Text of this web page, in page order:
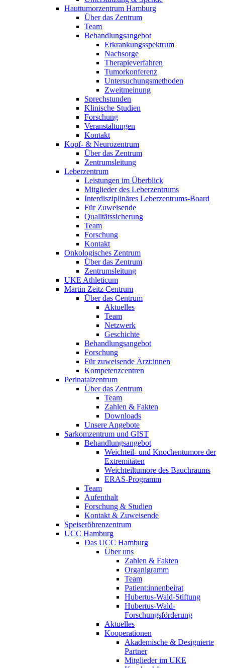
Hauttumorzentrum Hamburg
Über das Zentrum
Team
Behandlungsangebot
Erkrankungsspektrum
Nachsorge
Therapieverfahren
Tumorkonferenz
Untersuchungsmethoden
Zweitmeinung
Sprechstunden
Klinische Studien
Forschung
Veranstaltungen
Kontakt
Kopf- & Neurozentrum
Über das Zentrum
Zentrumsleitung
Leberzentrum
Leistungen im Überblick
Mitglieder des Leberzentrums
Interdisziplinäres Leberzentrums-Board
Für Zuweisende
Qualitätssicherung
Team
Forschung
Kontakt
Onkologisches Zentrum
Über das Zentrum
Zentrumsleitung
UKE Athleticum
Martin Zeitz Centrum
Über das Centrum
Aktuelles
Team
Netzwerk
Geschichte
Behandlungsangebot
Forschung
Für zuweisende Ärzt:innen
Kompetenzcentren
Perinatalzentrum
Über das Zentrum
Team
Zahlen & Fakten
Downloads
Unsere Angebote
Sarkomzentrum und GIST
Behandlungsangebot
Weichteil- und Knochentumore der
Extremitäten
Weichteiltumore des Bauchraums
ERAS-Programm
Team
Aufenthalt
Forschung & Studien
Kontakt & Zuweisende
Speiseröhrenzentrum
UCC Hamburg
Das UCC Hamburg
Über uns
Zahlen & Fakten
Organigramm
Team
Patient:innenbeirat
Hubertus-Wald-Stiftung
Hubertus-Wald-
Forschungsförderung
Aktuelles
Kooperationen
Akademische & Designierte
Partner
Mitglieder im UKE